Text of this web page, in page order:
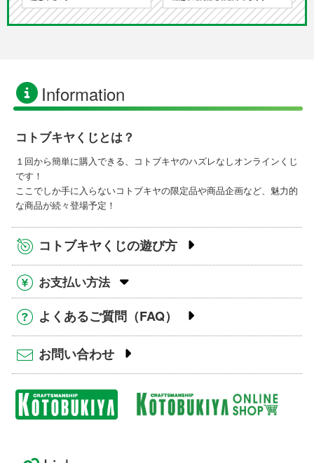
Information
コトブキヤくじとは？
１回から簡単に購入できる、コトブキヤのハズレなしオンラインくじ
です！
ここでしか手に入らないコトブキヤの限定品や商品企画など、魅力的
な商品が続々登場予定！
コトブキヤくじの遊び方
お支払い方法
よくあるご質問（FAQ）
お問い合わせ